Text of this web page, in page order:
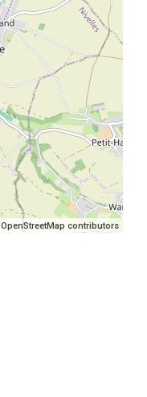
OpenStreetMap contributors